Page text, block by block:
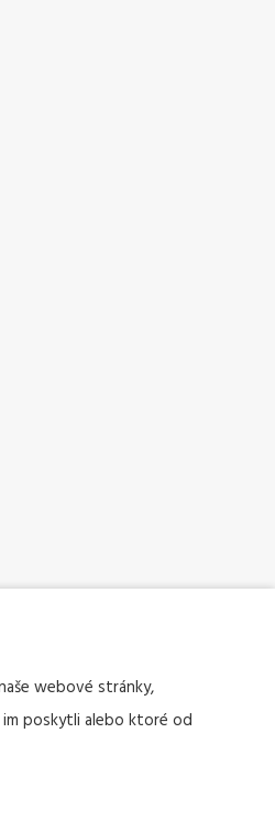
webové stránky,
im poskytli alebo ktoré od